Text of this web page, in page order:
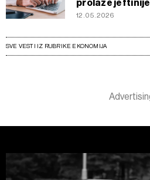
prolaze jeftinije
12.05.2026
SVE VESTI IZ RUBRIKE EKONOMIJA